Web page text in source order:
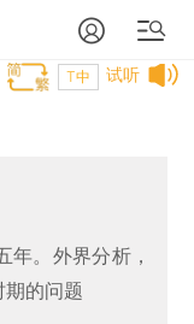
试听
T中
年。外界分析，
的问题